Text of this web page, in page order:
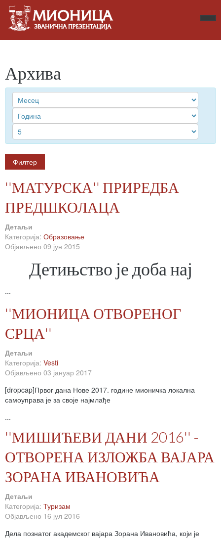
Архива
Филтер
''МАТУРСКА'' ПРИРЕДБА
ПРЕДШКОЛАЦА
Детаљи
Категорија: Образовање
Објављено 09 јун 2015
Детињство је доба нај
...
''МИОНИЦА ОТВОРЕНОГ
СРЦА''
Детаљи
Категорија: Vesti
Објављено 03 јануар 2017
[dropcap]Првог дана Нове 2017. године мионичка локална
самоуправа је за своје најмлађе
...
''МИШИЋЕВИ ДАНИ 2016'' -
ОТВОРЕНА ИЗЛОЖБА ВАЈАРА
ЗОРАНА ИВАНОВИЋА
Детаљи
Категорија: Туризам
Објављено 16 јул 2016
Дела познатог академског вајара Зорана Ивановића, који је